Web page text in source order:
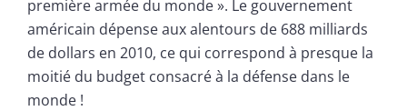
première armée du monde ». Le gouvernement
américain dépense aux alentours de 688 milliards
de dollars en 2010, ce qui correspond à presque la
moitié du budget consacré à la défense dans le
monde !